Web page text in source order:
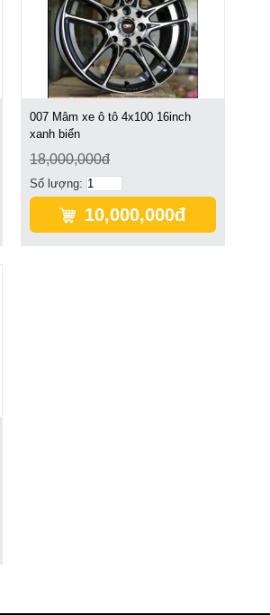
007 Mâm xe ô tô 4x100 16inch
xanh biển
18,000,000đ
Số lượng:
10,000,000đ